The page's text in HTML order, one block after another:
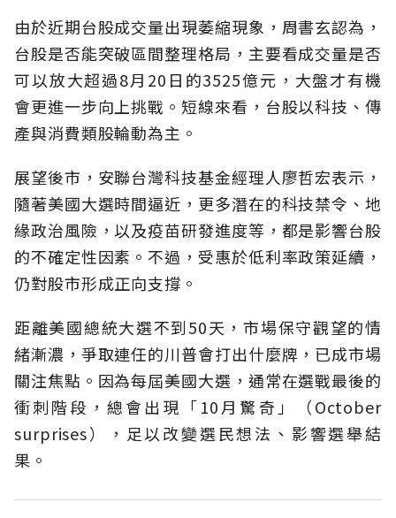
由於近期台股成交量出現萎縮現象，周書玄認為，
台股是否能突破區間整理格局，主要看成交量是否
可以放大超過8月20日的3525億元，大盤才有機
會更進一步向上挑戰。短線來看，台股以科技、傳
產與消費類股輪動為主。
展望後市，安聯台灣科技基金經理人廖哲宏表示，
隨著美國大選時間逼近，更多潛在的科技禁令、地
緣政治風險，以及疫苗研發進度等，都是影響台股
的不確定性因素。不過，受惠於低利率政策延續，
仍對股市形成正向支撐。
距離美國總統大選不到50天，市場保守觀望的情
緒漸濃，爭取連任的川普會打出什麼牌，已成市場
關注焦點。因為每屆美國大選，通常在選戰最後的
衝刺階段，總會出現「10月驚奇」（October
surprises），足以改變選民想法、影響選舉結
果。